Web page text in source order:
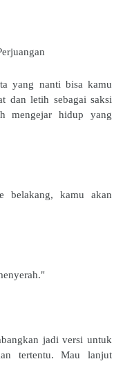
yang nanti bisa kamu
dan letih sebagai saksi
mengejar hidup yang
belakang, kamu akan
jadi versi untuk
tertentu. Mau lanjut